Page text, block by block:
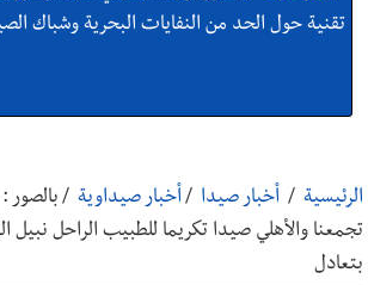
تقنية حول الحد من النفايات البحرية وشباك
أخبار صيدا
الرئيسية / أخبار صيدا / أخبار صيداوية /بالصور
تجمعنا والأهلي صيدا تكريما للطبيب الراحل نبيل
بتعادل